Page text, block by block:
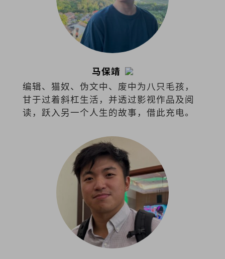
马保靖
编辑、猫奴、伪文中、废中为八只毛孩，
甘于过着斜杠生活，并透过影视作品及阅
读，跃入另一个人生的故事，借此充电。